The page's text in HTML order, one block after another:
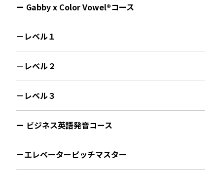
ー Gabby x Color Vowel®︎コース
－レベル１
－レベル２
－レベル３
ー ビジネス英語発音コース
－エレベーターピッチマスター